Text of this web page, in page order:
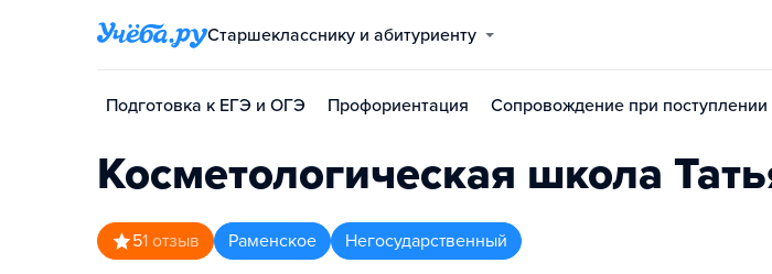
Старшекласснику и абитуриенту
Подготовка к ЕГЭ и ОГЭ Профориентация Сопровождение при поступлении
Косметологическая школа
51 отзыв Раменское Негосударственный